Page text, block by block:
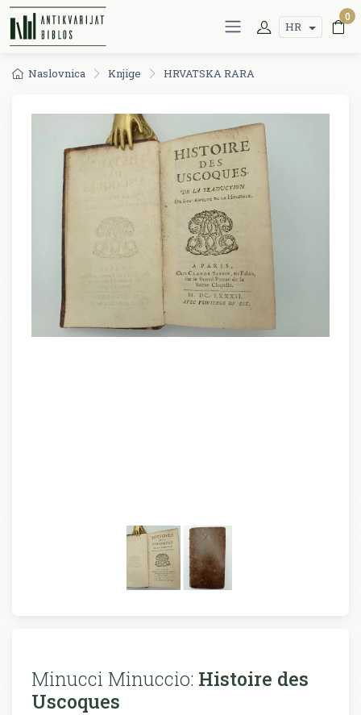
HR
0
Naslovnica Knjige HRVATSKA RARA
Minucci Minuccio: Histoire des
Uscoques